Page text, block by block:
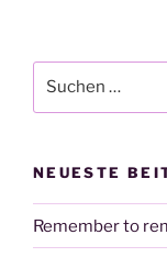
nach:
NEUESTE
Remember to